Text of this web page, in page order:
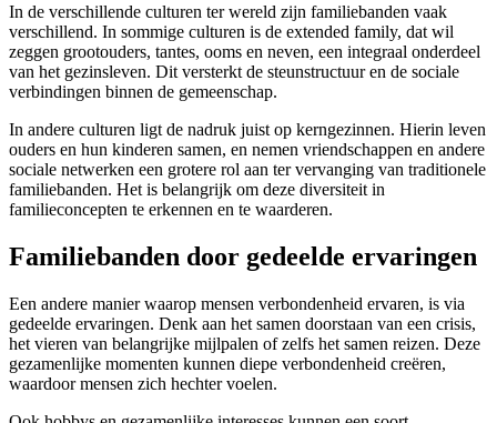
In de verschillende culturen ter wereld zijn familiebanden vaak
verschillend. In sommige culturen is de extended family, dat wil
zeggen grootouders, tantes, ooms en neven, een integraal onderdeel
van het gezinsleven. Dit versterkt de steunstructuur en de sociale
verbindingen binnen de gemeenschap.
In andere culturen ligt de nadruk juist op kerngezinnen. Hierin leven
ouders en hun kinderen samen, en nemen vriendschappen en andere
sociale netwerken een grotere rol aan ter vervanging van traditionele
familiebanden. Het is belangrijk om deze diversiteit in
familieconcepten te erkennen en te waarderen.
Familiebanden door gedeelde ervaringen
Een andere manier waarop mensen verbondenheid ervaren, is via
gedeelde ervaringen. Denk aan het samen doorstaan van een crisis,
het vieren van belangrijke mijlpalen of zelfs het samen reizen. Deze
gezamenlijke momenten kunnen diepe verbondenheid creëren,
waardoor mensen zich hechter voelen.